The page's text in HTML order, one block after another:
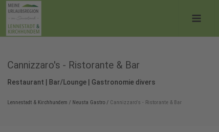
Cannizzaro's - Ristorante & Bar
Restaurant | Bar/Lounge | Gastronomie divers
Lennestadt & Kirchhundem / Neusta Gastro / Cannizzaro's - Ristorante & Bar